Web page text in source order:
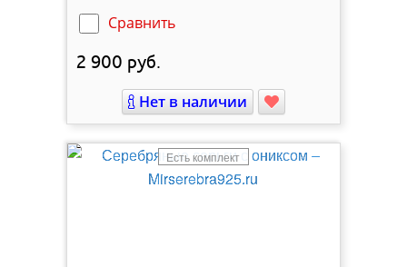
Сравнить
2 900 руб.
Нет в наличии
Есть комплект